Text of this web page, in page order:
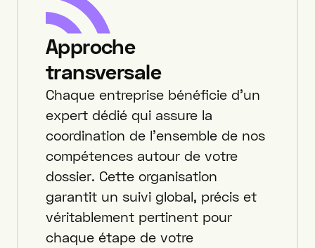
Approche
transversale
Chaque entreprise bénéficie d’un
expert dédié qui assure la
coordination de l’ensemble de nos
compétences autour de votre
dossier. Cette organisation
garantit un suivi global, précis et
véritablement pertinent pour
chaque étape de votre